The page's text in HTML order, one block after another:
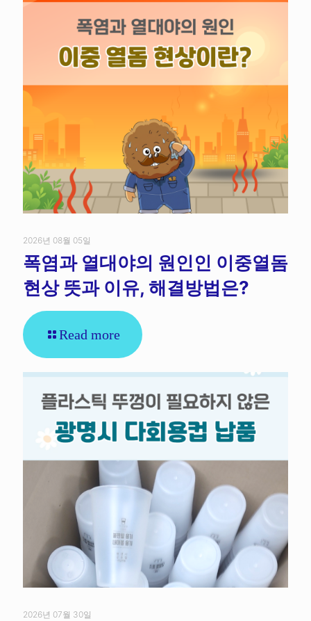
2026년 08월 05일
폭염과 열대야의 원인인 이중열돔
현상 뜻과 이유, 해결방법은?
Read more
2026년 07월 30일